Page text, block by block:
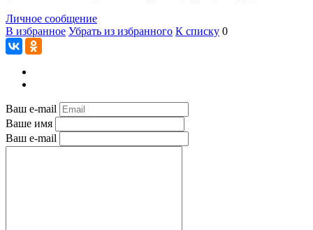
Личное сообщение
В избранное Убрать из избранного К списку 0
Ваш e-mail
Ваше имя
Ваш e-mail